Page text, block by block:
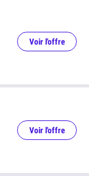
Voir l'offre
Voir l'offre